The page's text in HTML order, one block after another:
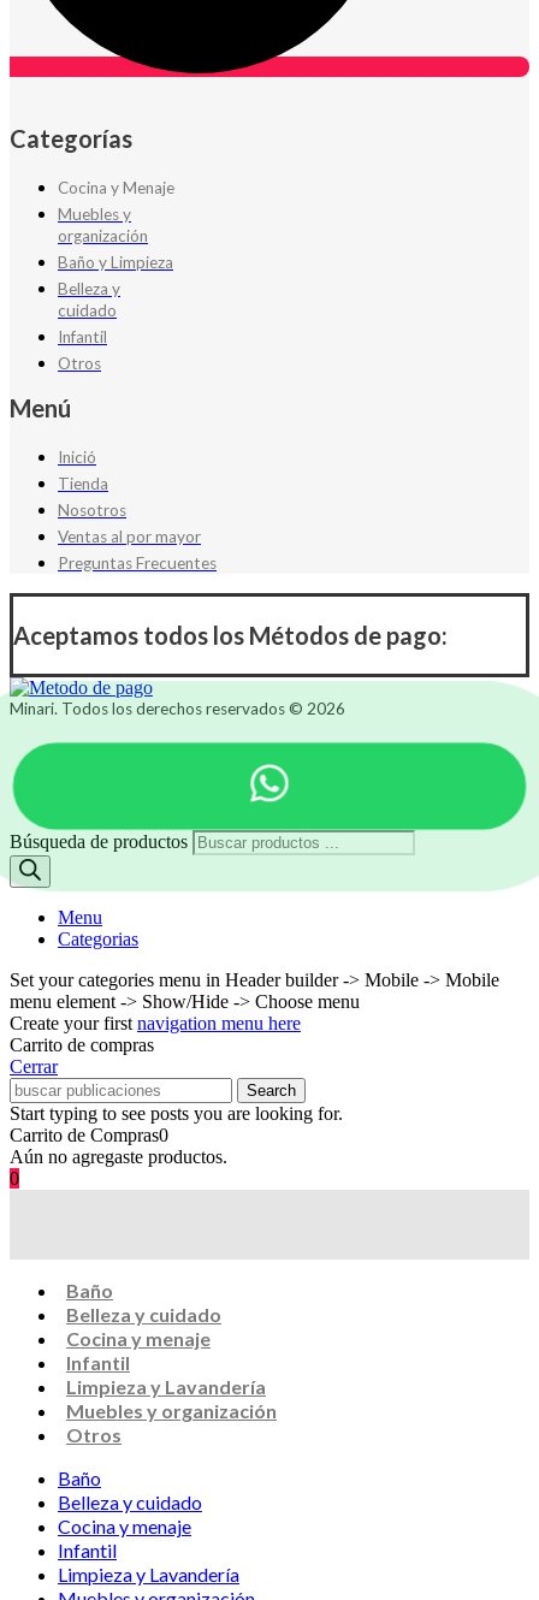
Categorías
Cocina y Menaje
Muebles y
organización
Baño y Limpieza
Belleza y
cuidado
Infantil
Otros
Menú
Inició
Tienda
Nosotros
Ventas al por mayor
Preguntas Frecuentes
Aceptamos todos los Métodos de pago:
Minari. Todos los derechos reservados © 2026
Búsqueda de productos
Menu
Categorias
Set your categories menu in Header builder -> Mobile -> Mobile
menu element -> Show/Hide -> Choose menu
Create your firstnavigation menu here
Carrito de compras
Cerrar
Search
Start typing to see posts you are looking for.
Carrito de Compras0
Aún no agregaste productos.
0
Baño
Belleza y cuidado
Cocina y menaje
Infantil
Limpieza y Lavandería
Muebles y organización
Otros
Baño
Belleza y cuidado
Cocina y menaje
Infantil
Limpieza y Lavandería